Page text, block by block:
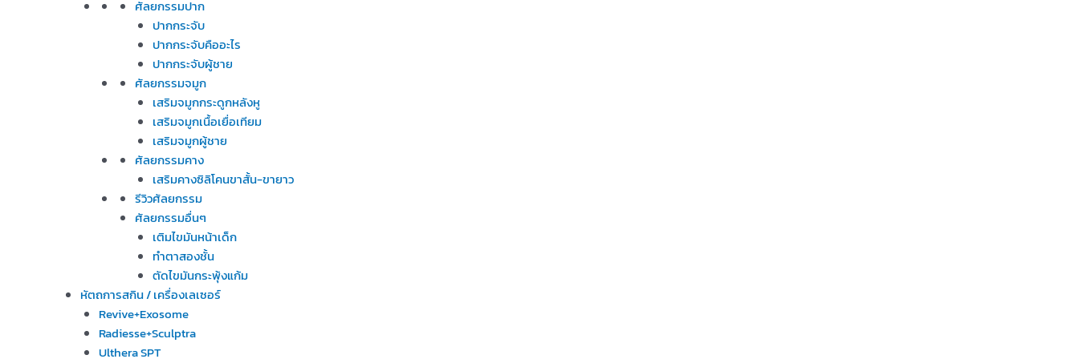
ศัลยกรรมปาก
ปากกระจับ
ปากกระจับคืออะไร
ปากกระจับผู้ชาย
ศัลยกรรมจมูก
เสริมจมูกกระดูกหลังหู
เสริมจมูกเนื้อเยื่อเทียม
เสริมจมูกผู้ชาย
ศัลยกรรมคาง
เสริมคางซิลิโคนขาสั้น-ขายาว
รีวิวศัลยกรรม
ศัลยกรรมอื่นๆ
เติมไขมันหน้าเด็ก
ทำตาสองชั้น
ตัดไขมันกระพุ้งแก้ม
หัตถการสกิน / เครื่องเลเซอร์
Revive+Exosome
Radiesse+Sculptra
Ulthera SPT